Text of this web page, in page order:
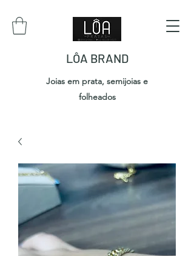
LÔA BRAND
Joias em prata, semijoias e
folheados